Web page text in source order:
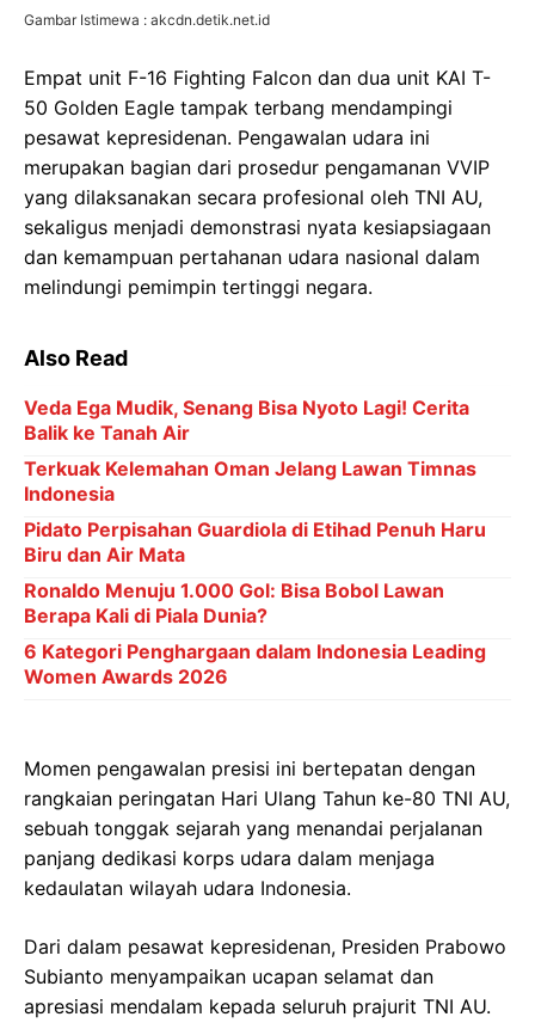
Gambar Istimewa : akcdn.detik.net.id
Empat unit F-16 Fighting Falcon dan dua unit KAI T-
50 Golden Eagle tampak terbang mendampingi
pesawat kepresidenan. Pengawalan udara ini
merupakan bagian dari prosedur pengamanan VVIP
yang dilaksanakan secara profesional oleh TNI AU,
sekaligus menjadi demonstrasi nyata kesiapsiagaan
dan kemampuan pertahanan udara nasional dalam
melindungi pemimpin tertinggi negara.
Also Read
Veda Ega Mudik, Senang Bisa Nyoto Lagi! Cerita
Balik ke Tanah Air
Terkuak Kelemahan Oman Jelang Lawan Timnas
Indonesia
Pidato Perpisahan Guardiola di Etihad Penuh Haru
Biru dan Air Mata
Ronaldo Menuju 1.000 Gol: Bisa Bobol Lawan
Berapa Kali di Piala Dunia?
6 Kategori Penghargaan dalam Indonesia Leading
Women Awards 2026
Momen pengawalan presisi ini bertepatan dengan
rangkaian peringatan Hari Ulang Tahun ke-80 TNI AU,
sebuah tonggak sejarah yang menandai perjalanan
panjang dedikasi korps udara dalam menjaga
kedaulatan wilayah udara Indonesia.
Dari dalam pesawat kepresidenan, Presiden Prabowo
Subianto menyampaikan ucapan selamat dan
apresiasi mendalam kepada seluruh prajurit TNI AU.